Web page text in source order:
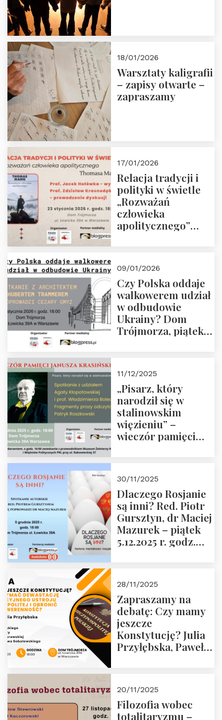
18/01/2026
Warsztaty kaligrafii
– zapisy otwarte –
zapraszamy
17/01/2026
Relacja tradycji i
polityki w świetle
„Rozważań
człowieka
apolitycznego”
godz. 18:00.
Zapraszamy!
09/01/2026
Czy Polska oddaje
walkowerem udział
w odbudowie
Ukrainy? Dom
Trójmorza, piątek
11/12/2025
„Pisarz, który
narodził się w
stalinowskim
więzieniu” –
wieczór pamięci
zwiedzanie
Muzeum Żołnierzy
Wyklętych i
Więźniów
Politycznych PRL o
godz. 16:00 – 19
30/11/2025
Dlaczego Rosjanie
są inni? Red. Piotr
Gursztyn, dr Maciej
Mazurek – piątek
5.12.2025 r. godz.
28/11/2025
Zapraszamy na
debatę: Czy mamy
jeszcze
Konstytucję? Julia
Przyłębska, Paweł
Przemysław
Sobolewski – 4
20/11/2025
Filozofia wobec
totalitaryzmu –